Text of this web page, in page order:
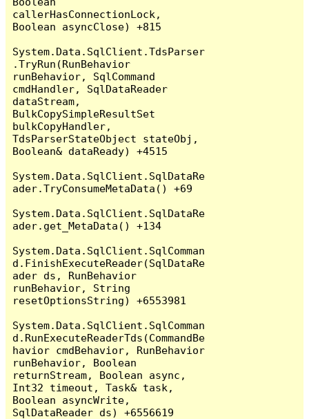
callerHasConnectionLock,
Boolean asyncClose) +815
System.Data.SqlClient.TdsParser
.TryRun(RunBehavior
runBehavior, SqlCommand
cmdHandler, SqlDataReader
dataStream,
BulkCopySimpleResultSet
bulkCopyHandler,
TdsParserStateObject stateObj,
Boolean& dataReady) +4515
System.Data.SqlClient.SqlDataRe
ader.TryConsumeMetaData() +69
System.Data.SqlClient.SqlDataRe
ader.get_MetaData() +134
System.Data.SqlClient.SqlComman
d.FinishExecuteReader(SqlDataRe
ader ds, RunBehavior
runBehavior, String
resetOptionsString) +6553981
System.Data.SqlClient.SqlComman
d.RunExecuteReaderTds(CommandBe
havior cmdBehavior, RunBehavior
runBehavior, Boolean
returnStream, Boolean async,
Int32 timeout, Task& task,
Boolean asyncWrite,
SqlDataReader ds) +6556619